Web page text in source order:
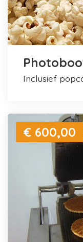
inclusief
€ 600,00